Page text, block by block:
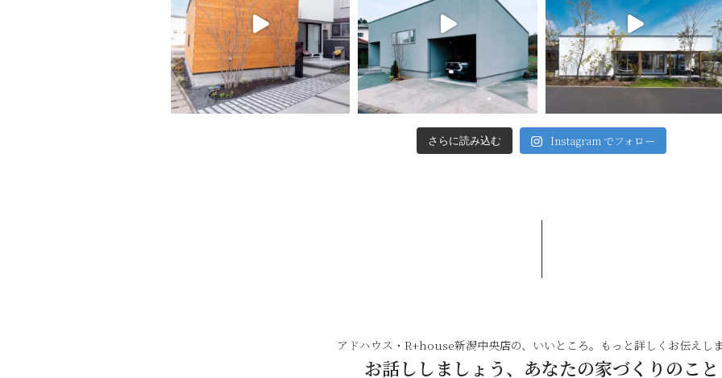
さらに読み込む Instagram でフォロー
アドハウス・R+house新潟中央店の、いいところ。もっと詳しくお伝えしま
お話ししましょう、あなたの家づくりのこと